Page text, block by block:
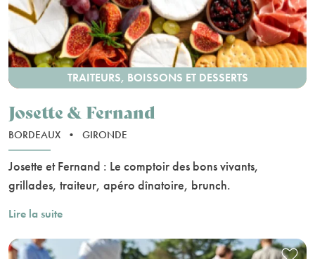
TRAITEURS, BOISSONS ET DESSERTS
Josette & Fernand
BORDEAUX • GIRONDE
Josette et Fernand : Le comptoir des bons vivants,
grillades, traiteur, apéro dînatoire, brunch.
Lire la suite